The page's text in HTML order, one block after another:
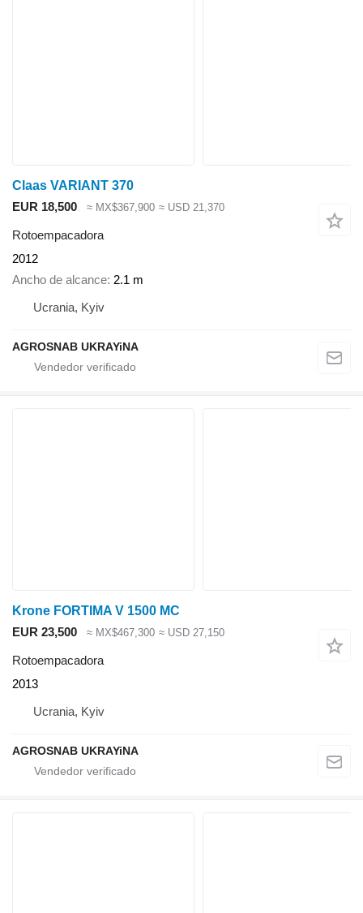
Claas VARIANT 370
EUR 18,500
≈ MX$367,900 ≈ USD 21,370
Rotoempacadora
2012
Ancho de alcance 2.1 m
Ucrania, Kyiv
AGROSNAB UKRAYiNA
Krone FORTIMA V 1500 MC
EUR 23,500
≈ MX$467,300 ≈ USD 27,150
Rotoempacadora
2013
Ucrania, Kyiv
AGROSNAB UKRAYiNA